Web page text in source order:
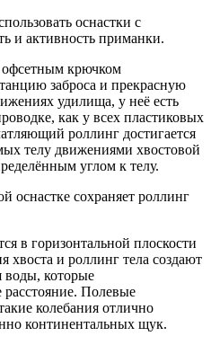
оснастки с
и активность приманки.
крючком
заброса и прекрасную
удилища, у неё есть
как у всех пластиковых
роллинг достигается
телу движениями хвостовой
углом к телу.
оснастке сохраняет роллинг
в горизонтальной плоскости
хвоста и роллинг тела создают
воды, которые
расстояние. Полевые
колебания отлично
континентальных щук.